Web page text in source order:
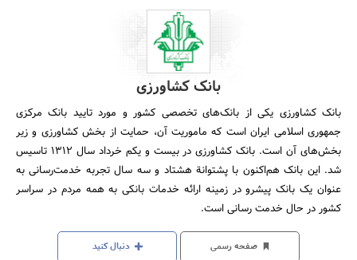
بانک کشاورزی
بانک کشاورزی یکی از بانک‌های تخصصی کشور و مورد تایید بانک مرکزی
جمهوری اسلامی ایران است که ماموریت آن، حمایت از بخش کشاورزی و زیر
بخش‌های آن است. بانک کشاورزی در بیست و یکم خرداد سال 1312 تاسیس
شد. این بانک هم‌اکنون با پشتوانة هشتاد و سه سال‌ تجربه خدمت‌رسانی به
عنوان یک بانک پیشرو در زمینه ارائه خدمات بانکی به همه مردم در سراسر
کشور در حال خدمت رسانی است.
صفحه رسمی دنبال کنید